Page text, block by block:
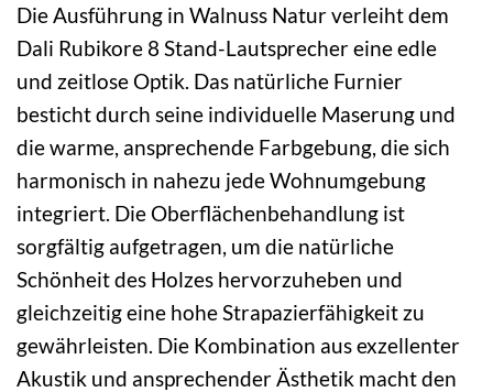
Die Ausführung in Walnuss Natur verleiht dem
Dali Rubikore 8 Stand-Lautsprecher eine edle
und zeitlose Optik. Das natürliche Furnier
besticht durch seine individuelle Maserung und
die warme, ansprechende Farbgebung, die sich
harmonisch in nahezu jede Wohnumgebung
integriert. Die Oberflächenbehandlung ist
sorgfältig aufgetragen, um die natürliche
Schönheit des Holzes hervorzuheben und
gleichzeitig eine hohe Strapazierfähigkeit zu
gewährleisten. Die Kombination aus exzellenter
Akustik und ansprechender Ästhetik macht den